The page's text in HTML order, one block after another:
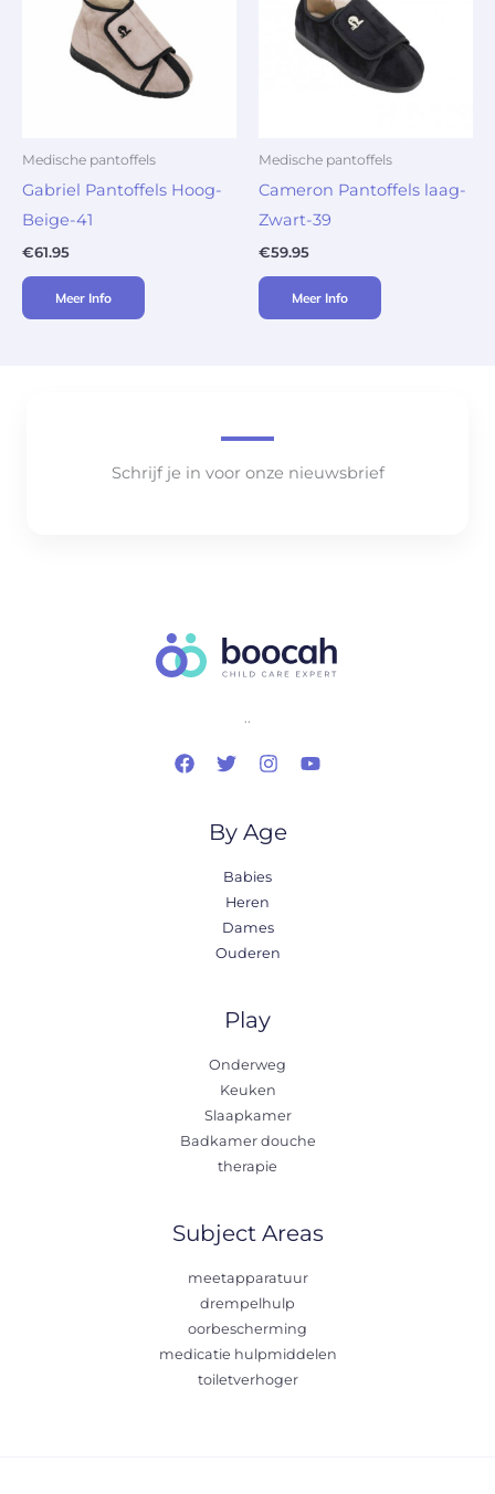
Medische pantoffels
Gabriel Pantoffels Hoog-
Beige-41
€61.95
Meer Info
Medische pantoffels
Cameron Pantoffels laag-
Zwart-39
€59.95
Meer Info
Schrijf je in voor onze nieuwsbrief
..
By Age
Babies
Heren
Dames
Ouderen
Play
Onderweg
Keuken
Slaapkamer
Badkamer douche
therapie
Subject Areas
meetapparatuur
drempelhulp
oorbescherming
medicatie hulpmiddelen
toiletverhoger